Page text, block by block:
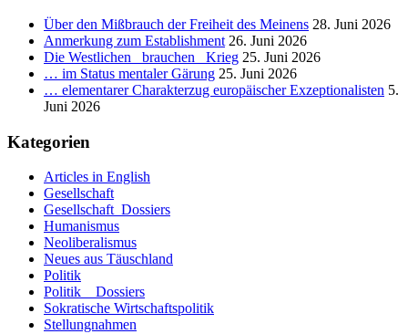
seine
Ausgaben
verringert.
Gilt
das
auch
Staates
einer
Über den Mißbrauch der Freiheit des Meinens 28. Juni 2026
Anmerkung zum Establishment 26. Juni 2026
Die Westlichen _brauchen_ Krieg 25. Juni 2026
… im Status mentaler Gärung 25. Juni 2026
… elementarer Charakterzug europäischer Exzeptionalisten 5.
Juni 2026
Kategorien
Articles in English
Gesellschaft
Gesellschaft_Dossiers
Humanismus
Neoliberalismus
Neues aus Täuschland
Politik
Politik _ Dossiers
Sokratische Wirtschaftspolitik
Stellungnahmen